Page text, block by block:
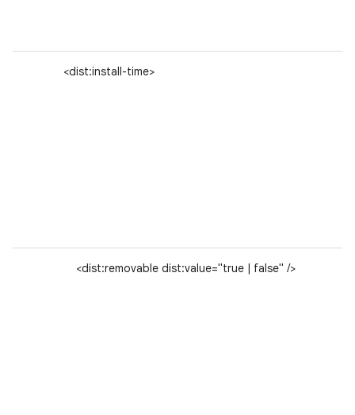
<dist:install-time>
<dist:removable dist:value="true | false" />